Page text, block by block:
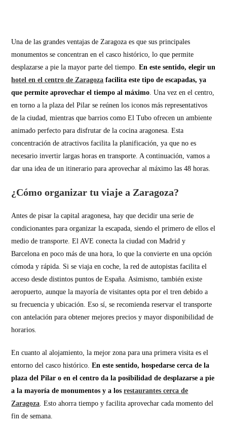
Una de las grandes ventajas de Zaragoza es que sus principales
monumentos se concentran en el casco histórico, lo que permite
desplazarse a pie la mayor parte del tiempo.En este sentido, elegir un
hotel en el centro de Zaragoza facilita este tipo de escapadas, ya
que permite aprovechar el tiempo al máximo. Una vez en el centro,
en torno a la plaza del Pilar se reúnen los iconos más representativos
de la ciudad, mientras que barrios como El Tubo ofrecen un ambiente
animado perfecto para disfrutar de la cocina aragonesa. Esta
concentración de atractivos facilita la planificación, ya que no es
necesario invertir largas horas en transporte. A continuación, vamos a
dar una idea de un itinerario para aprovechar al máximo las 48 horas.
¿Cómo organizar tu viaje a Zaragoza?
Antes de pisar la capital aragonesa, hay que decidir una serie de
condicionantes para organizar la escapada, siendo el primero de ellos el
medio de transporte. El AVE conecta la ciudad con Madrid y
Barcelona en poco más de una hora, lo que la convierte en una opción
cómoda y rápida. Si se viaja en coche, la red de autopistas facilita el
acceso desde distintos puntos de España. Asimismo, también existe
aeropuerto, aunque la mayoría de visitantes opta por el tren debido a
su frecuencia y ubicación. Eso sí, se recomienda reservar el transporte
con antelación para obtener mejores precios y mayor disponibilidad de
horarios.
En cuanto al alojamiento, la mejor zona para una primera visita es el
entorno del casco histórico.En este sentido, hospedarse cerca de la
plaza del Pilar o en el centro da la posibilidad de desplazarse a pie
a la mayoría de monumentos y a losrestaurantes cerca de
Zaragoza. Esto ahorra tiempo y facilita aprovechar cada momento del
fin de semana.